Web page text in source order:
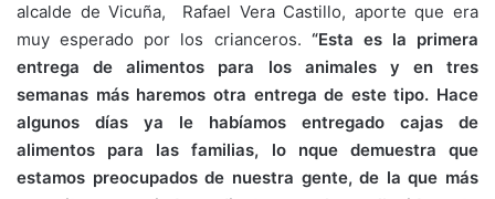
alcalde de Vicuña, Rafael Vera Castillo, aporte que era
muy esperado por los crianceros. “Esta es la primera
entrega de alimentos para los animales y en tres
semanas más haremos otra entrega de este tipo. Hace
algunos días ya le habíamos entregado cajas de
alimentos para las familias, lo nque demuestra que
estamos preocupados de nuestra gente, de la que más